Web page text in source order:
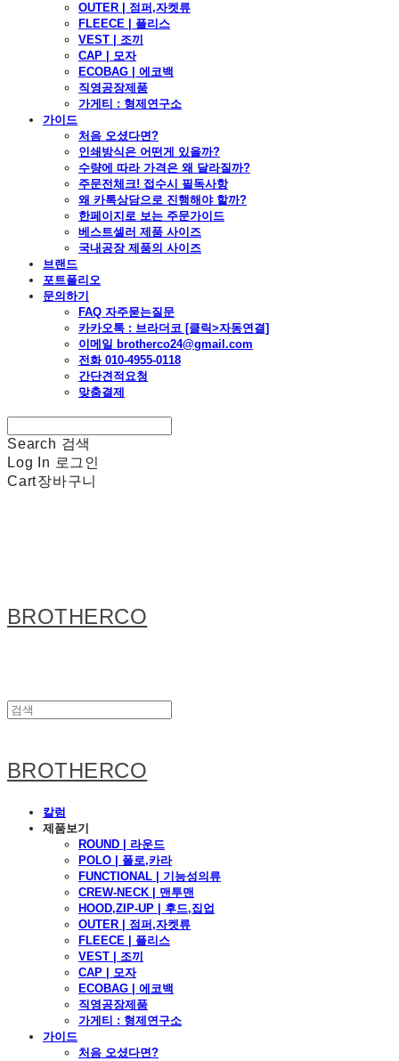
OUTER | 점퍼,자켓류
FLEECE | 플리스
VEST | 조끼
CAP | 모자
ECOBAG | 에코백
직영공장제품
가게티 : 형제연구소
가이드
처음 오셨다면?
인쇄방식은 어떤게 있을까?
수량에 따라 가격은 왜 달라질까?
주문전체크! 접수시 필독사항
왜 카톡상담으로 진행해야 할까?
한페이지로 보는 주문가이드
베스트셀러 제품 사이즈
국내공장 제품의 사이즈
브랜드
포트폴리오
문의하기
FAQ 자주묻는질문
카카오톡 : 브라더코 [클릭>자동연결]
이메일 brotherco24@gmail.com
전화 010-4955-0118
간단견적요청
맞춤결제
Search 검색
Log In 로그인
Cart장바구니
BROTHERCO
BROTHERCO
칼럼
제품보기
ROUND | 라운드
POLO | 폴로,카라
FUNCTIONAL | 기능성의류
CREW-NECK | 맨투맨
HOOD,ZIP-UP | 후드,집업
OUTER | 점퍼,자켓류
FLEECE | 플리스
VEST | 조끼
CAP | 모자
ECOBAG | 에코백
직영공장제품
가게티 : 형제연구소
가이드
처음 오셨다면?